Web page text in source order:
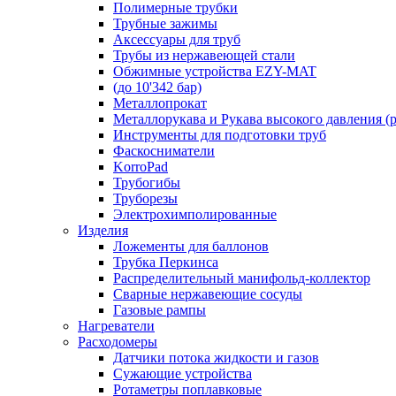
Полимерные трубки
Трубные зажимы
Аксессуары для труб
Трубы из нержавеющей стали
Обжимные устройства EZY-MAT
(до 10'342 бар)
Металлопрокат
Металлорукава и Рукава высокого давления
Инструменты для подготовки труб
Фаскосниматели
KorroPad
Трубогибы
Труборезы
Электрохимполированные
Изделия
Ложементы для баллонов
Трубка Перкинса
Распределительный манифольд-коллектор
Сварные нержавеющие сосуды
Газовые рампы
Нагреватели
Расходомеры
Датчики потока жидкости и газов
Сужающие устройства
Ротаметры поплавковые